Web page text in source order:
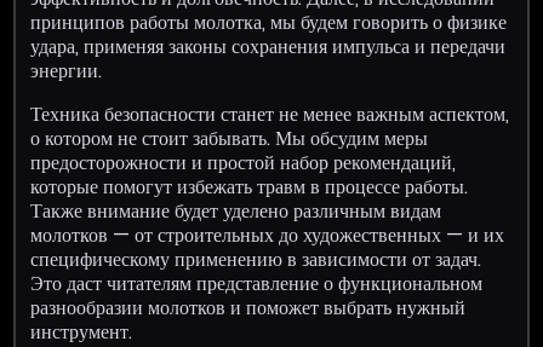
принципов работы молотка, мы будем говорить о физике
удара, применяя законы сохранения импульса и передачи
энергии.
Техника безопасности станет не менее важным аспектом,
о котором не стоит забывать. Мы обсудим меры
предосторожности и простой набор рекомендаций,
которые помогут избежать травм в процессе работы.
Также внимание будет уделено различным видам
молотков — от строительных до художественных — и их
специфическому применению в зависимости от задач.
Это даст читателям представление о функциональном
разнообразии молотков и поможет выбрать нужный
инструмент.